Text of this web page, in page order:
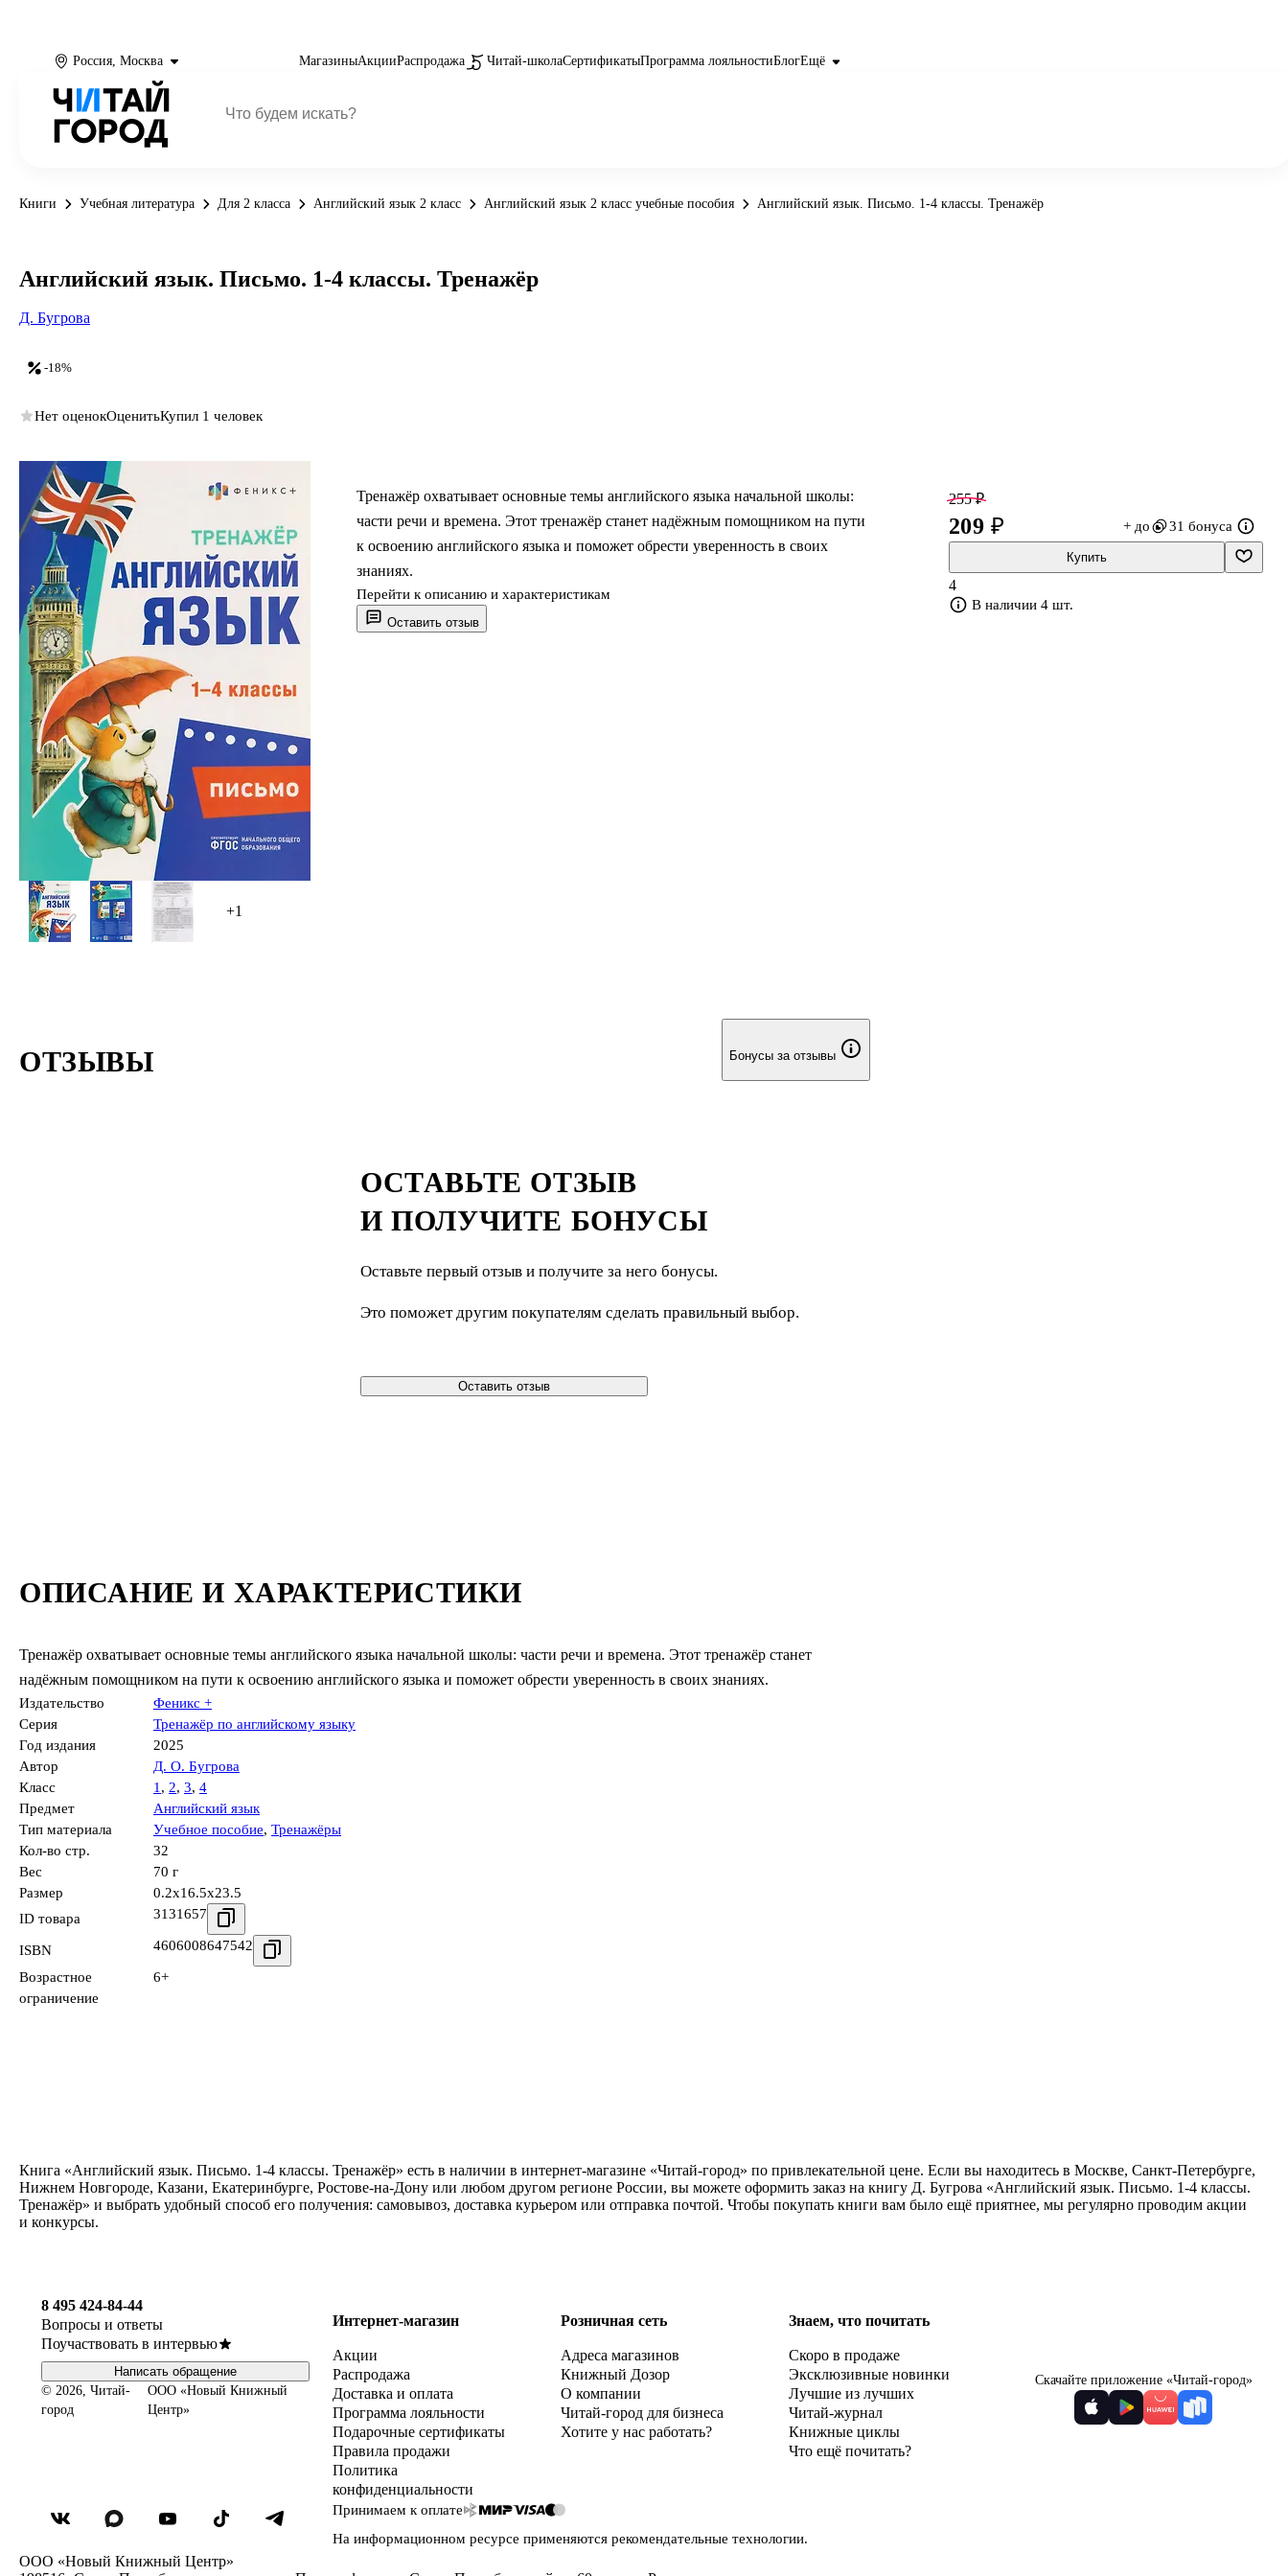
Россия, Москва МагазиныАкцииРаспродажа Читай-школаСертификатыПрограмма лояльностиБлогЕщё
Книги Учебная литература Для 2 класса Английский язык 2 класс Английский язык 2 класс учебные пособия Английский язык. Письмо. 1-4 классы. Тренажёр
+1
Оставить отзыв
Тренажёр охватывает основные темы английского языка начальной школы:
части речи и времена. Этот тренажёр станет надёжным помощником на пути
к освоению английского языка и поможет обрести уверенность в своих
знаниях.
Перейти к описанию и характеристикам
-18%
Английский язык. Письмо. 1-4 классы. Тренажёр
Д. Бугрова
Нет оценокОценитьКупил 1 человек
255 ₽
209 ₽ + до 31 бонуса
Купить
4
В наличии 4 шт.
ОПИСАНИЕ И ХАРАКТЕРИСТИКИ
Тренажёр охватывает основные темы английского языка начальной школы: части речи и времена. Этот тренажёр станет
надёжным помощником на пути к освоению английского языка и поможет обрести уверенность в своих знаниях.
Издательство
Феникс +
Серия
Тренажёр по английскому языку
Год издания
2025
Автор
Д. О. Бугрова
Класс
1 , 2, 3, 4
Предмет
Английский язык
Тип материала
Учебное пособие, Тренажёры
Кол-во стр.
32
Вес
70 г
Размер
0.2x16.5x23.5
ID товара
3131657
ISBN 4606008647542
Возрастное
ограничение
6+
ОТЗЫВЫ Бонусы за отзывы
ОСТАВЬТЕ ОТЗЫВ
И ПОЛУЧИТЕ БОНУСЫ
Оставьте первый отзыв и получите за него бонусы.
Это поможет другим покупателям сделать правильный выбор.
Оставить отзыв
Книга «Английский язык. Письмо. 1-4 классы. Тренажёр» есть в наличии в интернет-магазине «Читай-город» по привлекательной цене. Если вы находитесь в Москве, Санкт-Петербурге,
Нижнем Новгороде, Казани, Екатеринбурге, Ростове-на-Дону или любом другом регионе России, вы можете оформить заказ на книгу Д. Бугрова «Английский язык. Письмо. 1-4 классы.
Тренажёр» и выбрать удобный способ его получения: самовывоз, доставка курьером или отправка почтой. Чтобы покупать книги вам было ещё приятнее, мы регулярно проводим акции
и конкурсы.
8 495 424-84-44
Вопросы и ответы
Поучаствовать в интервью
Написать обращение
© 2026, Читай-
город
ООО «Новый Книжный
Центр»
Интернет-магазин
Акции
Распродажа
Доставка и оплата
Программа лояльности
Подарочные сертификаты
Правила продажи
Политика
конфиденциальности
Розничная сеть
Адреса магазинов
Книжный Дозор
О компании
Читай-город для бизнеса
Хотите у нас работать?
Знаем, что почитать
Скоро в продаже
Эксклюзивные новинки
Лучшие из лучших
Читай-журнал
Книжные циклы
Что ещё почитать?
Принимаем к оплате
На информационном ресурсе применяются рекомендательные технологии.
Скачайте приложение «Читай-город»
ООО «Новый Книжный Центр»